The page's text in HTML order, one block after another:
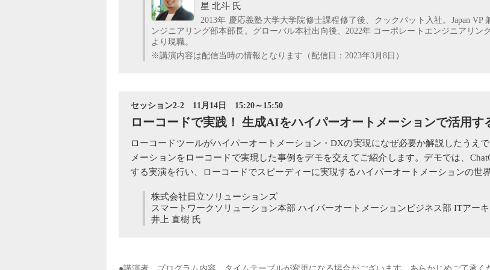
星 北斗 氏
2013年 慶応義塾大学大学院修士課程修了後、クックパット入社。Japan
ンジニアリング部本部長。グローバル本社出向後、2022年 コーポレートエンジニアリン
より現職。
※講演内容は配信当時の情報となります（配信日：2023年3月8日）
セッション2-2 11月14日 15:20～15:50
ローコードで実践！ 生成AIをハイパーオートメーションで活用
ローコードツールがハイパーオートメーション・DXの実現になぜ必要か解説したうえ
メーションをローコードで実現した事例をデモを交えてご紹介します。デモでは、
する実演を行い、ローコードでスピーディーに実現するハイパーオートメーションの世
株式会社日立ソリューションズ
スマートワークソリューション本部 ハイパーオートメーションビジネス部 ITアーキ
井上 直樹 氏
●講演者、プログラム内容、タイムテーブルが変更になる場合がございます。あらかじめご了承く